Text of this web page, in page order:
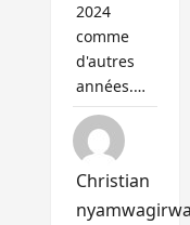
2024
comme
d'autres
années.…
Christian